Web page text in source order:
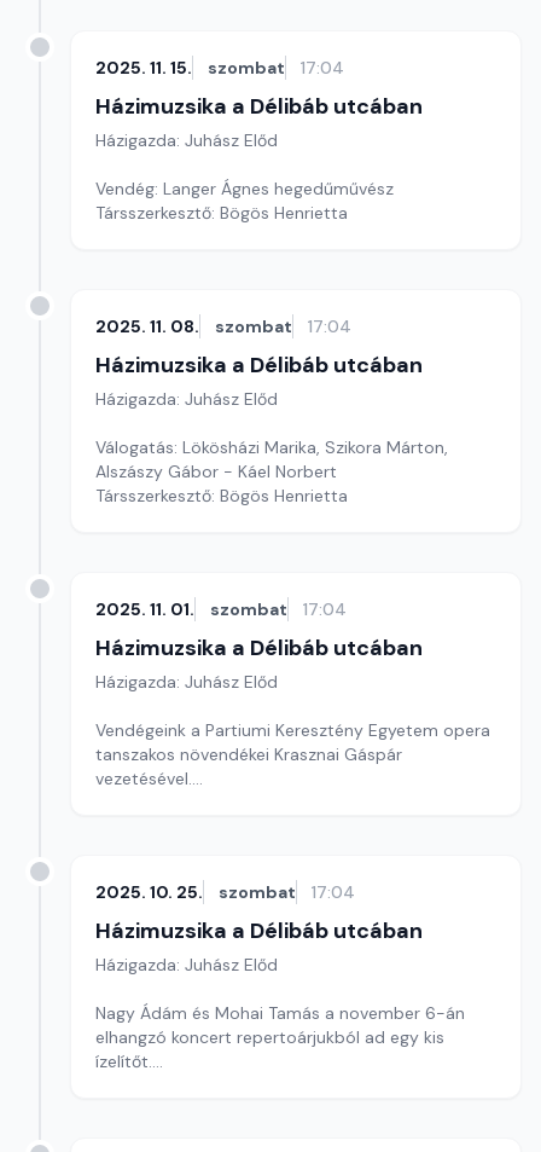
2025. 11. 15. szombat 17:04
Házimuzsika a Délibáb utcában
Házigazda: Juhász Előd
Vendég: Langer Ágnes hegedűművész
Társszerkesztő: Bögös Henrietta
2025. 11. 08. szombat 17:04
Házimuzsika a Délibáb utcában
Házigazda: Juhász Előd
Válogatás: Lökösházi Marika, Szikora Márton,
Alszászy Gábor - Káel Norbert
Társszerkesztő: Bögös Henrietta
2025. 11. 01. szombat 17:04
Házimuzsika a Délibáb utcában
Házigazda: Juhász Előd
Vendégeink a Partiumi Keresztény Egyetem opera
tanszakos növendékei Krasznai Gáspár
vezetésével.
2025. 10. 25. szombat 17:04
Házimuzsika a Délibáb utcában
Házigazda: Juhász Előd
Nagy Ádám és Mohai Tamás a november 6-án
elhangzó koncert repertoárjukból ad egy kis
ízelítőt.